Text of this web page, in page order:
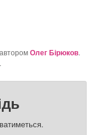
авторомОлег Бірюков.
.